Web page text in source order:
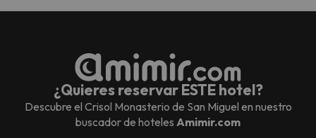
¿Quieres reservar ESTE hotel?
Descubre el Crisol Monasterio de San Miguel en nuestro
buscador de hoteles Amimir.com